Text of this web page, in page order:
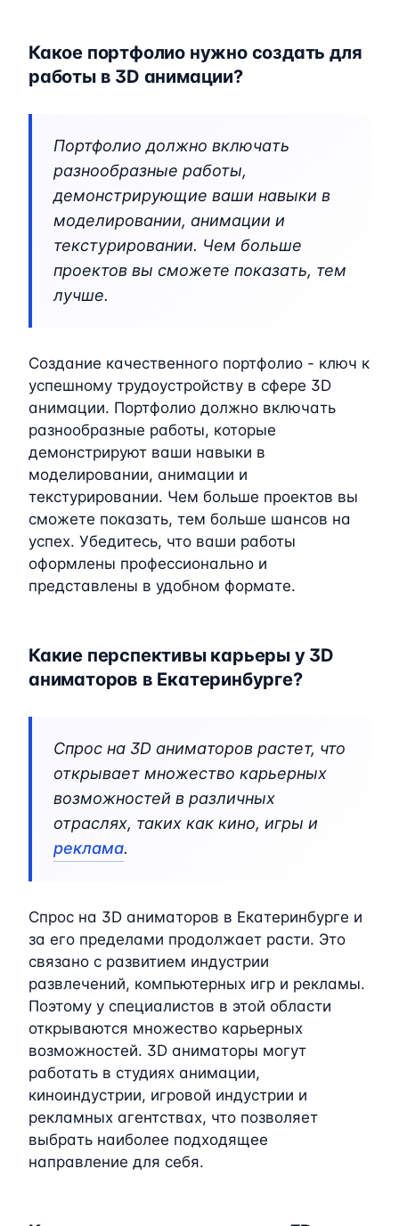
Какое портфолио нужно создать для
работы в 3D анимации?
Портфолио должно включать
разнообразные работы,
демонстрирующие ваши навыки в
моделировании, анимации и
текстурировании. Чем больше
проектов вы сможете показать, тем
лучше.
Создание качественного портфолио - ключ к
успешному трудоустройству в сфере 3D
анимации. Портфолио должно включать
разнообразные работы, которые
демонстрируют ваши навыки в
моделировании, анимации и
текстурировании. Чем больше проектов вы
сможете показать, тем больше шансов на
успех. Убедитесь, что ваши работы
оформлены профессионально и
представлены в удобном формате.
Какие перспективы карьеры у 3D
аниматоров в Екатеринбурге?
Спрос на 3D аниматоров растет, что
открывает множество карьерных
возможностей в различных
отраслях, таких как кино, игры и
реклама.
Спрос на 3D аниматоров в Екатеринбурге и
за его пределами продолжает расти. Это
связано с развитием индустрии
развлечений, компьютерных игр и рекламы.
Поэтому у специалистов в этой области
открываются множество карьерных
возможностей. 3D аниматоры могут
работать в студиях анимации,
киноиндустрии, игровой индустрии и
рекламных агентствах, что позволяет
выбрать наиболее подходящее
направление для себя.